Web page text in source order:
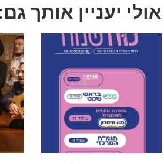
אולי יעניין אותך גם: